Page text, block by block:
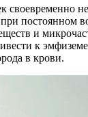
своевременно
постоянном
и
к
в крови.